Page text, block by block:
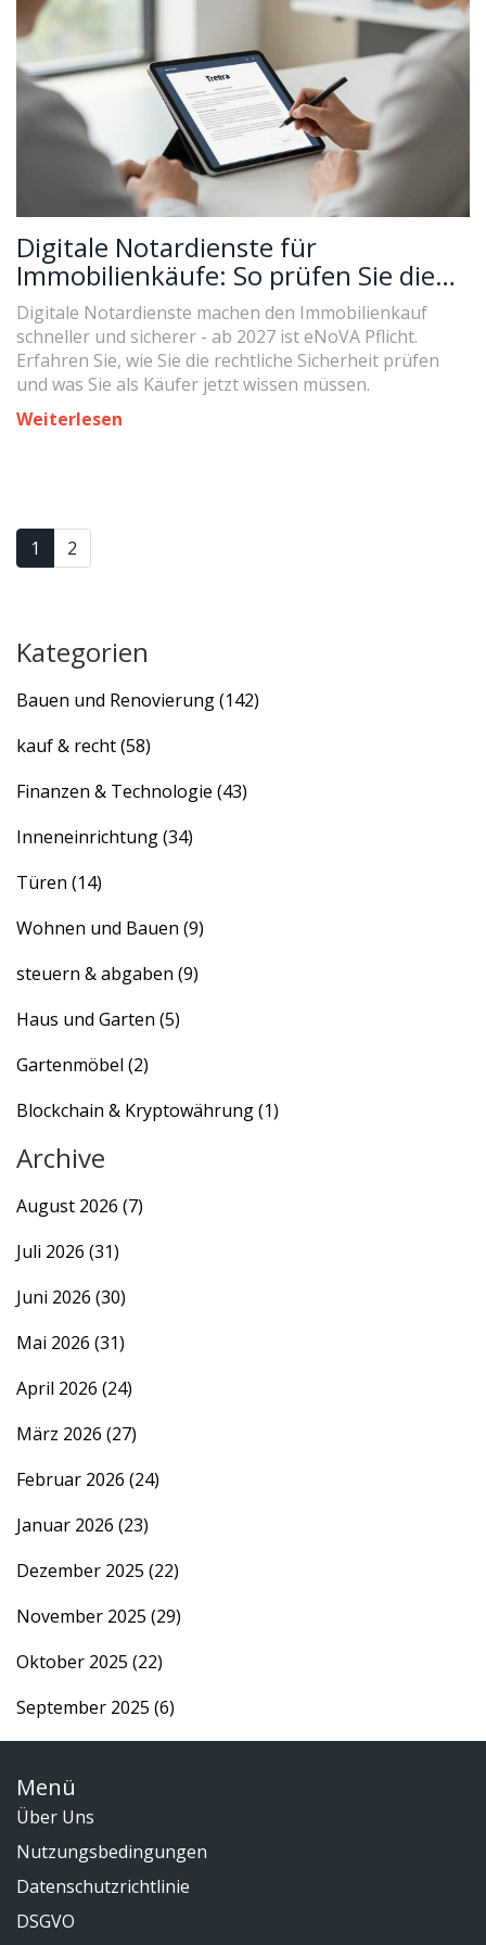
Digitale Notardienste für
Immobilienkäufe: So prüfen Sie die
rechtliche Sicherheit
Digitale Notardienste machen den Immobilienkauf
schneller und sicherer - ab 2027 ist eNoVA Pflicht.
Erfahren Sie, wie Sie die rechtliche Sicherheit prüfen
und was Sie als Käufer jetzt wissen müssen.
Weiterlesen
1 2
Kategorien
Bauen und Renovierung(142)
kauf & recht(58)
Finanzen & Technologie (43)
Inneneinrichtung(34)
Türen (14)
Wohnen und Bauen (9)
steuern & abgaben (9)
Haus und Garten (5)
Gartenmöbel (2)
Blockchain & Kryptowährung(1)
Archive
August 2026 (7)
Juli 2026 (31)
Juni 2026 (30)
Mai 2026 (31)
April 2026 (24)
März 2026 (27)
Februar 2026 (24)
Januar 2026 (23)
Dezember 2025 (22)
November 2025 (29)
Oktober 2025 (22)
September 2025 (6)
Menü
Über Uns
Nutzungsbedingungen
Datenschutzrichtlinie
DSGVO